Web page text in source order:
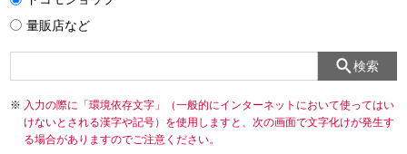
量販店など
検索
入力の際に「環境依存文字」（一般的にインターネットにおいて使ってはい
けないとされる漢字や記号）を使用しますと、次の画面で文字化けが発生す
る場合がありますのでご注意ください。